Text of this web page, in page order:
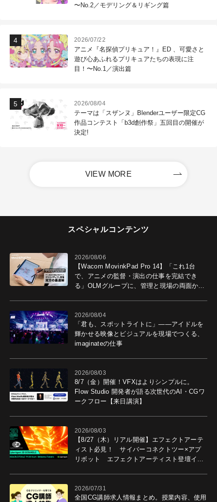
〜No.2／モデリング＆リギング篇
2026/07/22
アニメ『名探偵プリキュア！』ED 、可愛さと
遊び心あふれるプリキュアたちの表現に注
目！〜No.1／演出篇
2026/08/04
テーマは「スザンヌ」Blenderユーザー限定CG
作品コンテスト「b3d創作祭」五回目の開催が
決定!
VIEW MORE
スペシャルコンテンツ
2026/08/06
【Wacom MovinkPad Pro 14】「これ1台
で、アニメの監督・演出の仕事を完結でき
る」OLMグループに、管理と現場の両面から
2026/08/04
「君も、スポットライトに」――アイドルを
輝かせる映像とビジュアルを現場でつくる、
imaginateの仕事
2026/08/03
8/7（金）開催！VFXはよりシンプルに。
Flow Studio 開発者が語る次世代のAI・CGワ
ークフロー【来日講演】
2026/08/03
【8/27（木）リアル開催】エフェクトアーテ
ィスト必見！ サイバーコネクトツー×アプ
リボット エフェクトアーティスト登壇イベ
2026/07/31
全国CG講師求人情報まとめ。授業内容、使用